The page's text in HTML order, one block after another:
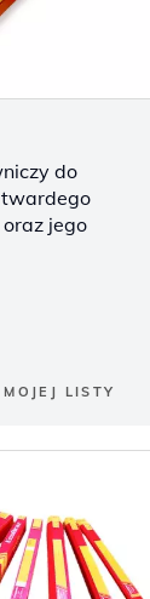
do
jego
LISTY